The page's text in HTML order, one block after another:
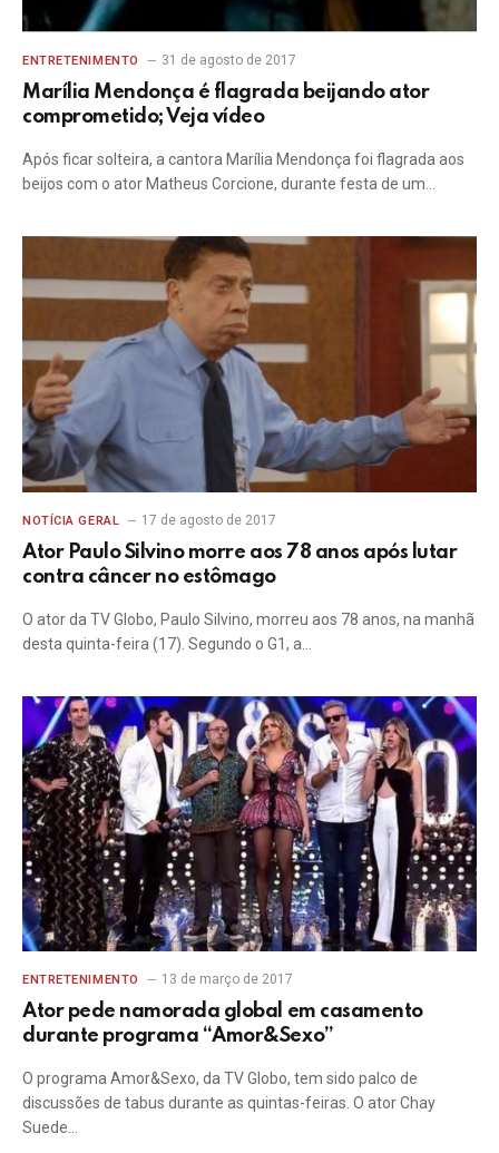
ENTRETENIMENTO 31 de agosto de 2017
Marília Mendonça é flagrada beijando ator
comprometido; Veja vídeo
Após ficar solteira, a cantora Marília Mendonça foi flagrada aos
beijos com o ator Matheus Corcione, durante festa de um…
NOTÍCIA GERAL 17 de agosto de 2017
Ator Paulo Silvino morre aos 78 anos após lutar
contra câncer no estômago
O ator da TV Globo, Paulo Silvino, morreu aos 78 anos, na manhã
desta quinta-feira (17). Segundo o G1, a…
ENTRETENIMENTO 13 de março de 2017
Ator pede namorada global em casamento
durante programa “Amor&Sexo”
O programa Amor&Sexo, da TV Globo, tem sido palco de
discussões de tabus durante as quintas-feiras. O ator Chay
Suede…